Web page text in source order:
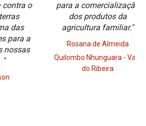
contra o
das
para a
nossas
"
para a comercialização
dos produtos da
agricultura familiar."
Rosana de Almeida
Quilombo Nhunguara - Vale
do Ribeira